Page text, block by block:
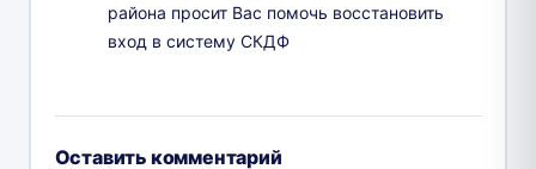
района просит Вас помочь восстановить
вход в систему СКДФ
Оставить комментарий